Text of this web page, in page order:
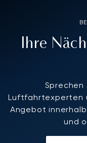
Ihre
Sprechen
Luftfahrtexperten
Angebot
und